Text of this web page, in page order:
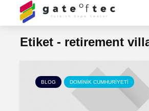
Etiket - retirement
BLOG DOMINIK CUMHURIYETI